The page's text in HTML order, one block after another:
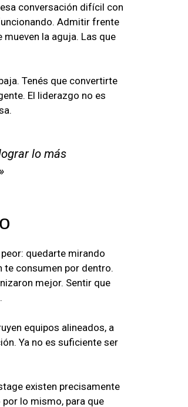
conversación difícil con
Admitir frente
la aguja. Las que
Tenés que convertirte
El liderazgo no es
lo más
quedarte mirando
te consumen por dentro.
mejor. Sentir que
equipos alineados, a
Ya no es suficiente ser
existen precisamente
lo mismo, para que